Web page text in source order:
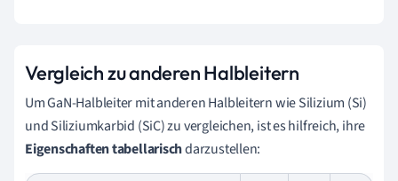
Vergleich zu anderen Halbleitern
Um GaN-Halbleiter mit anderen Halbleitern wie Silizium (Si)
und Siliziumkarbid (SiC) zu vergleichen, ist es hilfreich, ihre
Eigenschaften tabellarischdarzustellen: